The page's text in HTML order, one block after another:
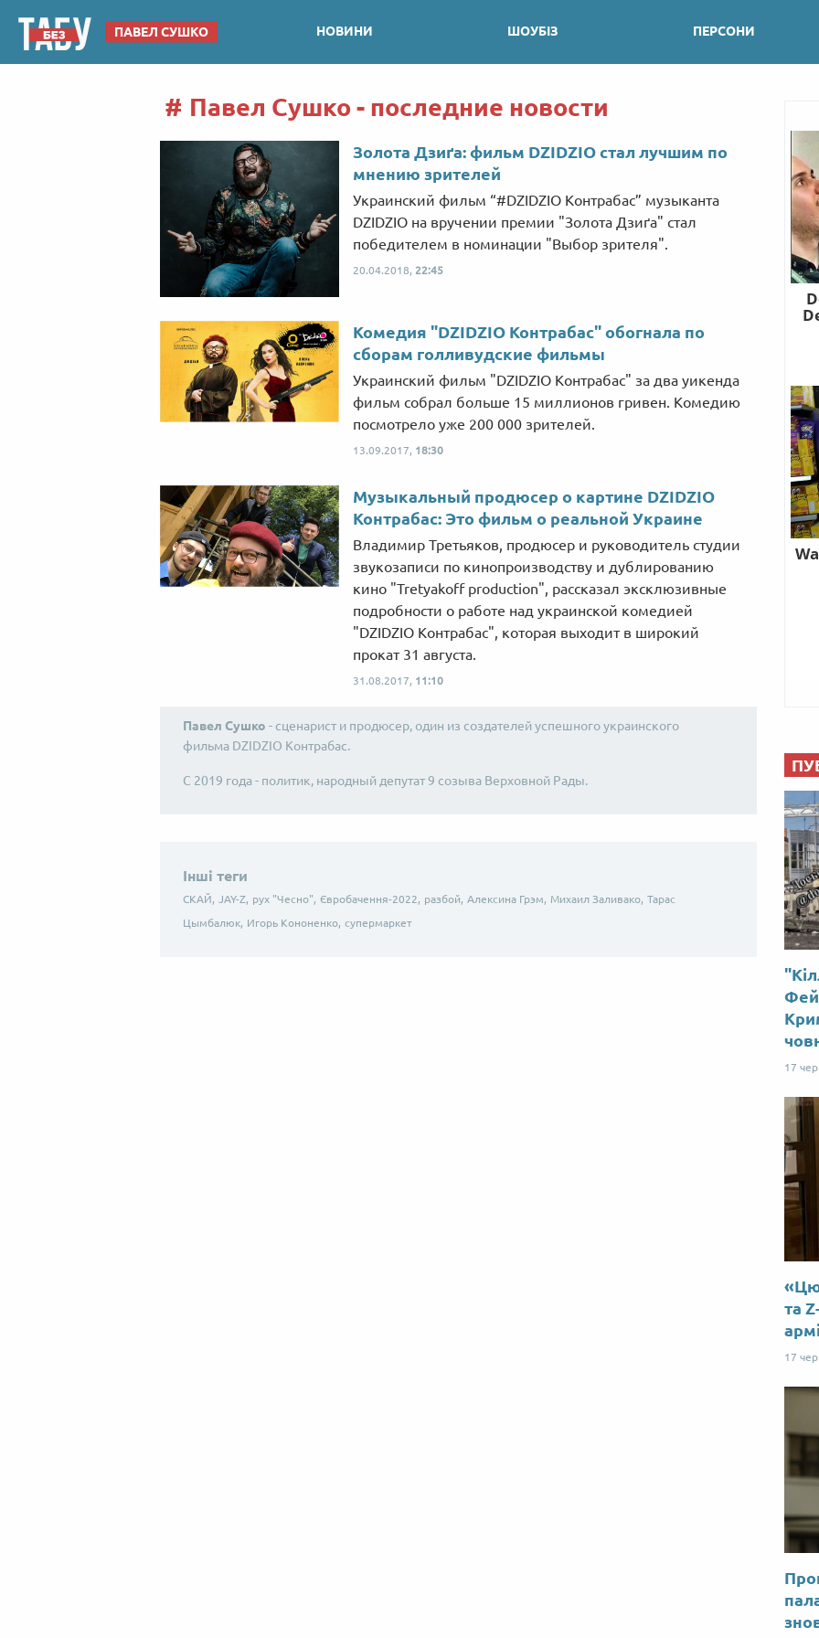
ПАВЕЛ СУШКО НОВИНИ ШОУБІЗ ПЕРСОНИ
Павел Сушко - последние новости
Золота Дзиґа: фильм DZIDZIO стал лучшим по
мнению зрителей
Украинский фильм “#DZIDZIO Контрабас” музыканта
DZIDZIO на вручении премии "Золота Дзиґа" стал
победителем в номинации "Выбор зрителя".
20.04.2018, 22:45
Комедия "DZIDZIO Контрабас" обогнала по
сборам голливудские фильмы
Украинский фильм "DZIDZIO Контрабас" за два уикенда
фильм собрал больше 15 миллионов гривен. Комедию
посмотрело уже 200 000 зрителей.
13.09.2017, 18:30
Музыкальный продюсер о картине DZIDZIO
Контрабас: Это фильм о реальной Украине
Владимир Третьяков, продюсер и руководитель студии
звукозаписи по кинопроизводству и дублированию
кино "Tretyakoff production", рассказал эксклюзивные
подробности о работе над украинской комедией
"DZIDZIO Контрабас", которая выходит в широкий
прокат 31 августа.
31.08.2017, 11:10
Павел Сушко - сценарист и продюсер, один из создателей успешного украинского
фильма DZIDZIO Контрабас.
С 2019 года - политик, народный депутат 9 созыва Верховной Рады.
Інші теги
СКАЙ, JAY-Z, рух "Чесно", Євробачення-2022, разбой, Алексина Грэм, Михаил Заливако, Тарас
Цымбалюк, Игорь Кононенко, супермаркет
17
«Цю
та
17